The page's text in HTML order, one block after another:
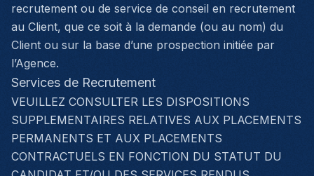
recrutement ou de service de conseil en recrutement
au Client, que ce soit à la demande (ou au nom) du
Client ou sur la base d’une prospection initiée par
l’Agence.
Services de Recrutement
VEUILLEZ CONSULTER LES DISPOSITIONS
SUPPLEMENTAIRES RELATIVES AUX PLACEMENTS
PERMANENTS ET AUX PLACEMENTS
CONTRACTUELS EN FONCTION DU STATUT DU